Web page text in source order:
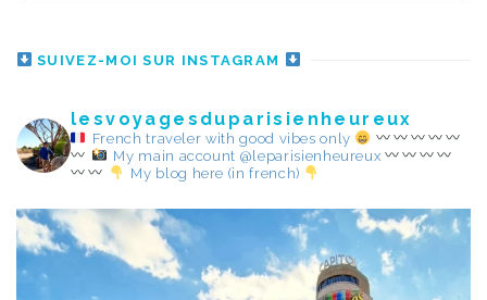
SUIVEZ-MOI SUR INSTAGRAM
lesvoyagesduparisienheureux
French traveler with good vibes only
My main account @leparisienheureux
My blog here (in french)